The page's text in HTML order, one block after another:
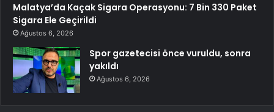
Malatya’da Kaçak Sigara Operasyonu: 7 Bin 330 Paket
Sigara Ele Geçirildi
Ağustos 6, 2026
Spor gazetecisi önce vuruldu, sonra
yakıldı
Ağustos 6, 2026